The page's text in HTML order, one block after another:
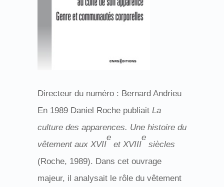
Directeur du numéro : Bernard Andrieu
En 1989 Daniel Roche publiait La
culture des apparences. Une histoire du
vêtement aux XVII
e
et XVIII
e
siècles
(Roche, 1989). Dans cet ouvrage
majeur, il analysait le rôle du vêtement